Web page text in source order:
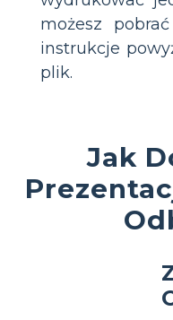
możesz
instrukcje
plik.
Jak